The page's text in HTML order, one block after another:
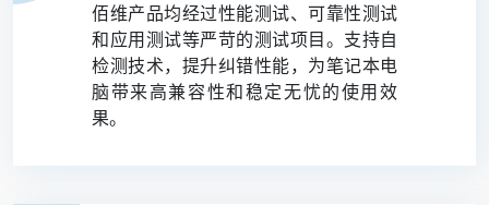
佰维产品均经过性能测试、可靠性测试
和应用测试等严苛的测试项目。支持自
检测技术，提升纠错性能，为笔记本电
脑带来高兼容性和稳定无忧的使用效
果。